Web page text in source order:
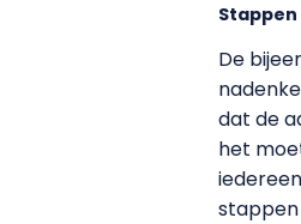
Stappen
De
dat de
het
stappen